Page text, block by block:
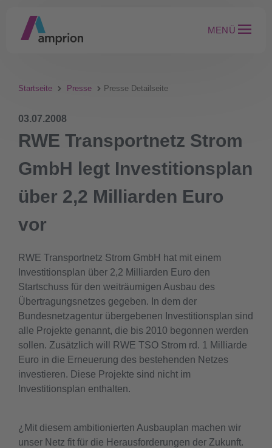
MENÜ
Startseite Presse Presse Detailseite
03.07.2008
RWE Transportnetz Strom
GmbH legt Investitionsplan
über 2,2 Milliarden Euro
vor
RWE Transportnetz Strom GmbH hat mit einem
Investitionsplan über 2,2 Milliarden Euro den
Startschuss für den weiträumigen Ausbau des
Übertragungsnetzes gegeben. In dem der
Bundesnetzagentur übergebenen Investitionsplan sind
alle Projekte genannt, die bis 2010 begonnen werden
sollen. Zusätzlich will RWE TSO Strom rd. 1 Milliarde
Euro in die Erneuerung des bestehenden Netzes
investieren. Diese Projekte sind nicht im
Investitionsplan enthalten.
¿Mit diesem ambitionierten Ausbauplan machen wir
unser Netz fit für die Herausforderungen der Zukunft.